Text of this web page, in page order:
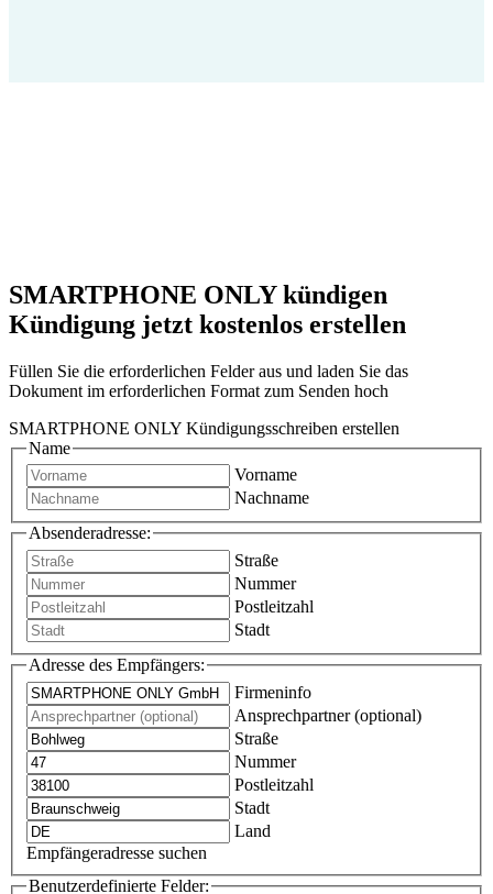
SMARTPHONE ONLY kündigen
Kündigung jetzt kostenlos erstellen
Füllen Sie die erforderlichen Felder aus und laden Sie das
Dokument im erforderlichen Format zum Senden hoch
SMARTPHONE ONLY Kündigungsschreiben erstellen
Name
Vorname
Nachname
Absenderadresse:
Straße
Nummer
Postleitzahl
Stadt
Adresse des Empfängers:
Firmeninfo
Ansprechpartner (optional)
Straße
Nummer
Postleitzahl
Stadt
Land
Empfängeradresse suchen
Benutzerdefinierte Felder: